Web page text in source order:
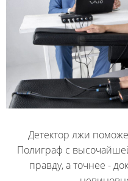
Детектор лжи
Полиграф с
правду, а точнее -